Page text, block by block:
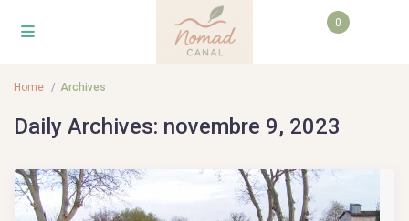
0
Home Archives
Daily Archives: novembre 9, 2023